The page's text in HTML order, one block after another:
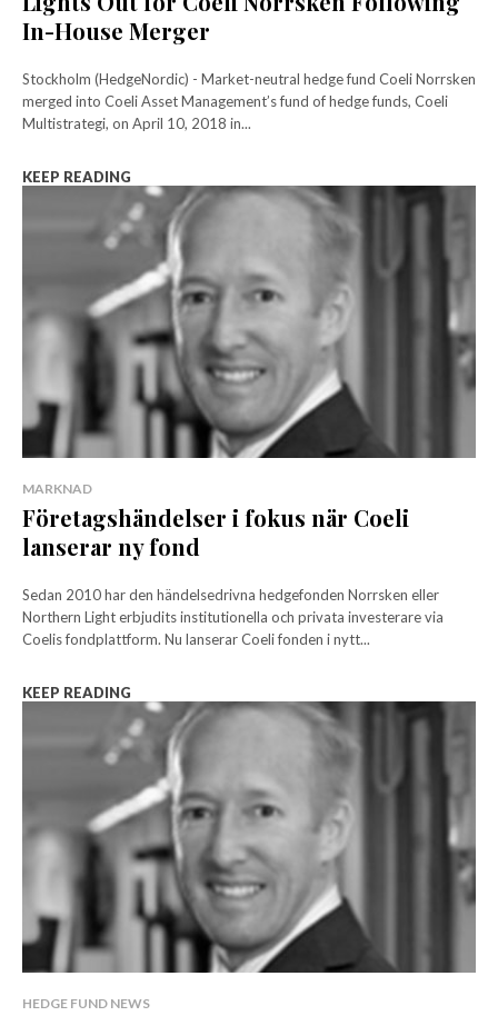
In-House Merger
Stockholm (HedgeNordic) - Market-neutral hedge fund Coeli Norrsken
merged into Coeli Asset Management’s fund of hedge funds, Coeli
Multistrategi, on April 10, 2018 in...
KEEP READING
MARKNAD
Företagshändelser i fokus när Coeli
lanserar ny fond
Sedan 2010 har den händelsedrivna hedgefonden Norrsken eller
Northern Light erbjudits institutionella och privata investerare via
Coelis fondplattform. Nu lanserar Coeli fonden i nytt...
KEEP READING
HEDGE FUND NEWS